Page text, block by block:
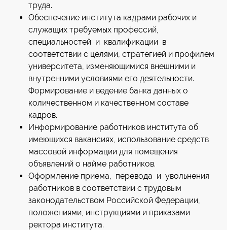
труда.
Обеспечение института кадрами рабочих и
служащих требуемых профессий,
специальностей и квалификации в
соответствии с целями, стратегией и профилем
университета, изменяющимися внешними и
внутренними условиями его деятельности.
Формирование и ведение банка данных о
количественном и качественном составе
кадров.
Информирование работников института об
имеющихся вакансиях, использование средств
массовой информации для помещения
объявлений о найме работников.
Оформление приема, перевода и увольнения
работников в соответствии с трудовым
законодательством Российской Федерации,
положениями, инструкциями и приказами
ректора института.